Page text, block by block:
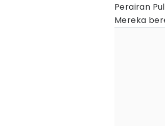
Perairan
Mereka